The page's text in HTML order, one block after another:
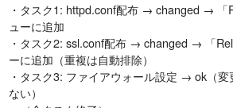
・タスク1: httpd.conf配布 → changed → 「
ューに追加
・タスク2: ssl.conf配布 → changed → 「
ーに追加（重複は自動排除）
・タスク3: ファイアウォール設定 → ok（
ない）